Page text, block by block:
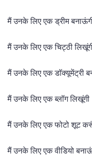
मैं उनके लिए एक ड्रीम
मैं उनके लिए एक चिट्ठी
मैं उनके लिए एक डॉक्यूमेंट्री
मैं उनके लिए एक ब्लॉग
मैं उनके लिए एक फोटो शूट
मैं उनके लिए एक वीडियो